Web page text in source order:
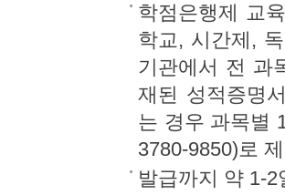
학점은행제 교
학교, 시간제,
기관에서 전 과
재된 성적증명
는 경우 과목별
3780-9850)로
발급까지 약 1-